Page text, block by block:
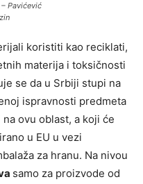
Pavićević
koristiti kao reciklati,
materija i toksičnosti
se da u Srbiji stupi na
ispravnosti predmeta
ovu oblast, a koji će
u EU u vezi
za hranu. Na nivou
samo za proizvode od